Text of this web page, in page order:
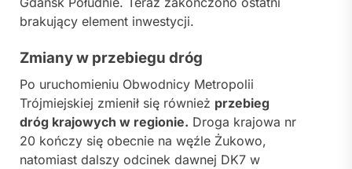
brakujący element inwestycji.
Zmiany w przebiegu dróg
Po uruchomieniu Obwodnicy Metropolii
Trójmiejskiej zmienił się również przebieg
dróg krajowych w regionie. Droga krajowa nr
20 kończy się obecnie na węźle Żukowo,
natomiast dalszy odcinek dawnej DK7 w